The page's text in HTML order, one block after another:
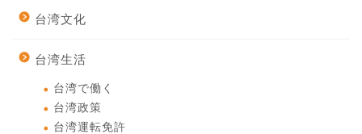
台湾文化
台湾生活
台湾で働く
台湾政策
台湾運転免許